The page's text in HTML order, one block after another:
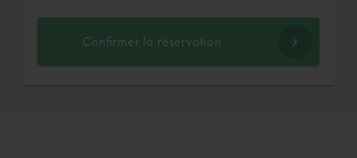
Confirmer la réservation